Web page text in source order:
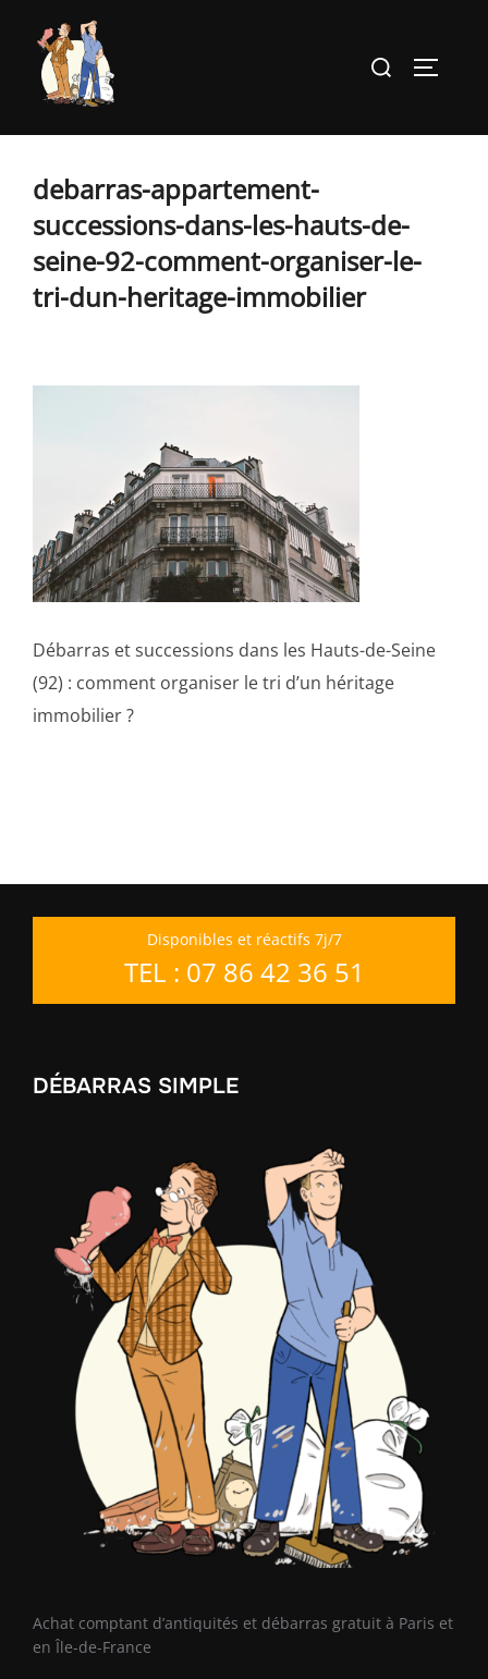
contenu
Rechercher :
debarras-appartement-
successions-dans-les-hauts-de-
seine-92-comment-organiser-le-
tri-dun-heritage-immobilier
Débarras et successions dans les Hauts-de-Seine
(92) : comment organiser le tri d’un héritage
immobilier ?
Disponibles et réactifs 7j/7
TEL : 07 86 42 36 51
DÉBARRAS SIMPLE
Achat comptant d’antiquités et débarras gratuit à Paris et
en Île-de-France